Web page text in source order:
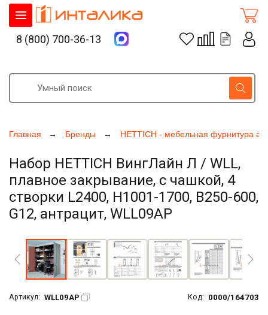
Главная Бренды HETTICH - мебельная фурнитура
Набор HETTICH ВингЛайн Л / WLL,
плавное закрывание, с чашкой, 4
створки L2400, H1001-1700, B250-600,
G12, антрацит, WLL09AP
Артикул: WLL09AP Код: 0000/164703
8 (800) 700-36-13